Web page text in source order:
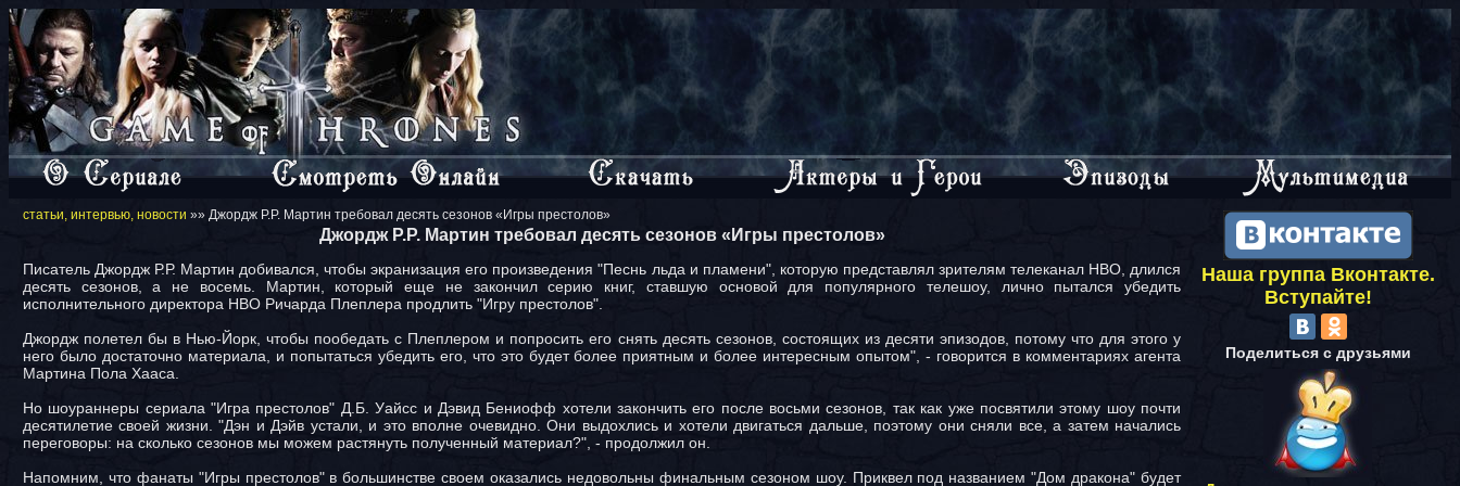
статьи, интервью, новости »» Джордж Р.Р. Мартин требовал десять сезонов «Игры престолов»
Джордж Р.Р. Мартин требовал десять сезонов «Игры престолов»
Писатель Джордж Р.Р. Мартин добивался, чтобы экранизация его произведения "Песнь льда и пламени", которую представлял зрителям телеканал HBO, длился
десять сезонов, а не восемь. Мартин, который еще не закончил серию книг, ставшую основой для популярного телешоу, лично пытался убедить
исполнительного директора HBO Ричарда Плеплера продлить "Игру престолов".
Джордж полетел бы в Нью-Йорк, чтобы пообедать с Плеплером и попросить его снять десять сезонов, состоящих из десяти эпизодов, потому что для этого у
него было достаточно материала, и попытаться убедить его, что это будет более приятным и более интересным опытом", - говорится в комментариях агента
Мартина Пола Хааса.
Но шоураннеры сериала "Игра престолов" Д.Б. Уайсс и Дэвид Бениофф хотели закончить его после восьми сезонов, так как уже посвятили этому шоу почти
десятилетие своей жизни. "Дэн и Дэйв устали, и это вполне очевидно. Они выдохлись и хотели двигаться дальше, поэтому они сняли все, а затем начались
переговоры: на сколько сезонов мы можем растянуть полученный материал?", - продолжил он.
Напомним, что фанаты "Игры престолов" в большинстве своем оказались недовольны финальным сезоном шоу. Приквел под названием "Дом дракона" будет
Наша группа Вконтакте.
Вступайте!
Поделиться с друзьями